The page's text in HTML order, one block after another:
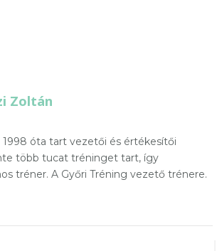
Zoltán
1998 óta tart vezetői és értékesítői
több tucat tréninget tart, így
tréner. A Győri Tréning vezető trénere.